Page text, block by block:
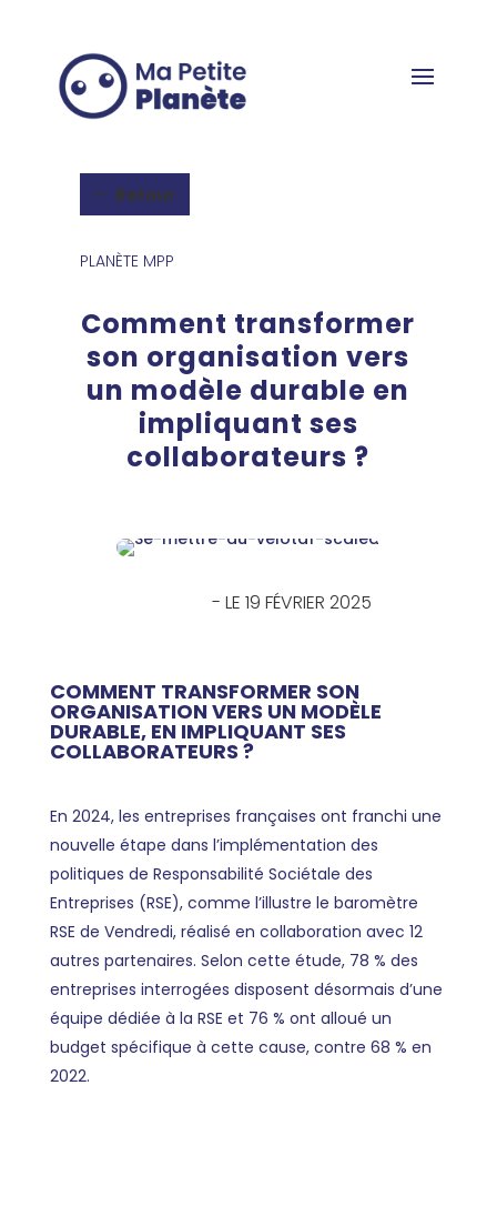
Retour
PLANÈTE MPP
Comment transformer
son organisation vers
un modèle durable en
impliquant ses
collaborateurs ?
- LE 19 FÉVRIER 2025
COMMENT TRANSFORMER SON
ORGANISATION VERS UN MODÈLE
DURABLE, EN IMPLIQUANT SES
COLLABORATEURS ?
En 2024, les entreprises françaises ont franchi une
nouvelle étape dans l’implémentation des
politiques de Responsabilité Sociétale des
Entreprises (RSE), comme l’illustre le baromètre
RSE de Vendredi, réalisé en collaboration avec 12
autres partenaires. Selon cette étude, 78 % des
entreprises interrogées disposent désormais d’une
équipe dédiée à la RSE et 76 % ont alloué un
budget spécifique à cette cause, contre 68 % en
2022.